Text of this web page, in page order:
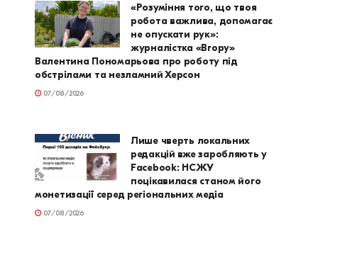
«Розуміння того, що твоя
робота важлива, допомагає
не опускати рук»:
журналістка «Вгору»
Валентина Пономарьова про роботу під
обстрілами та незламний Херсон
07/08/2026
Лише чверть локальних
редакцій вже заробляють у
Facebook: НСЖУ
поцікавилася станом його
монетизації серед регіональних медіа
07/08/2026